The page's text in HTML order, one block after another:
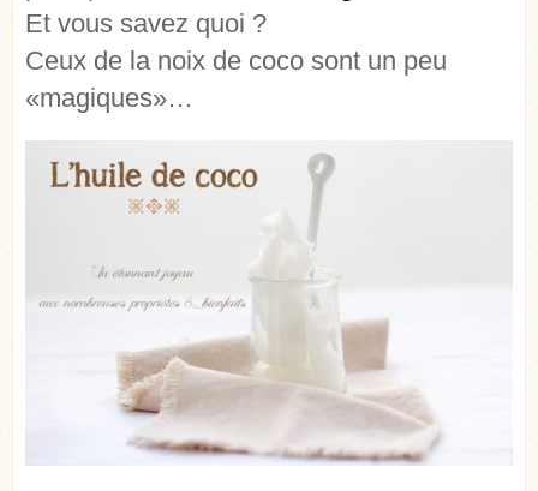
Et vous savez quoi ?
Ceux de la noix de coco sont un peu
«magiques»…